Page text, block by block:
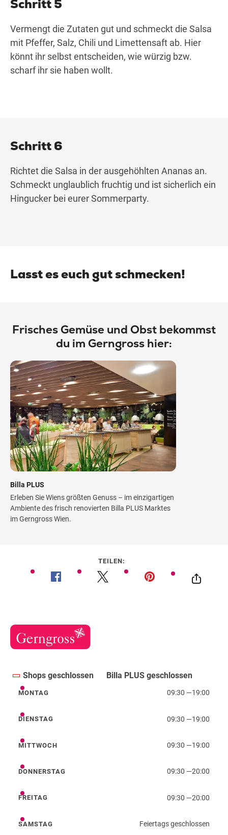
Schritt 5
Vermengt die Zutaten gut und schmeckt die Salsa
mit Pfeffer, Salz, Chili und Limettensaft ab. Hier
könnt ihr selbst entscheiden, wie würzig bzw.
scharf ihr sie haben wollt.
Schritt 6
Richtet die Salsa in der ausgehöhlten Ananas an.
Schmeckt unglaublich fruchtig und ist sicherlich ein
Hingucker bei eurer Sommerparty.
Lasst es euch gut schmecken!
Frisches Gemüse und Obst bekommst
du im Gerngross hier:
Billa PLUS
Erleben Sie Wiens größten Genuss – im einzigartigen
Ambiente des frisch renovierten Billa PLUS Marktes
im Gerngross Wien.
TEILEN:
Shops geschlossen Billa PLUS geschlossen
Montag
MONTAG 09:30 —19:00
Dienstag
DIENSTAG 09:30 —19:00
Mittwoch
MITTWOCH 09:30 —19:00
Donnerstag
DONNERSTAG 09:30 —20:00
Freitag
FREITAG 09:30 —20:00
Samstag
SAMSTAG Feiertags geschlossen